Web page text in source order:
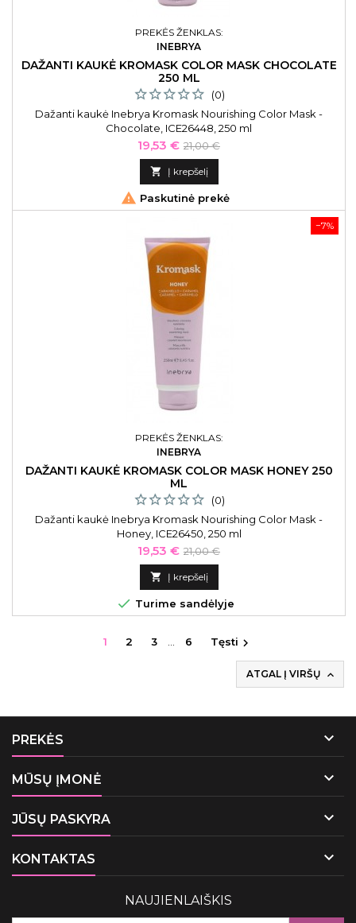
PREKĖS ŽENKLAS:
INEBRYA
DAŽANTI KAUKĖ KROMASK COLOR MASK CHOCOLATE
250 ML
(0)
Dažanti kaukė Inebrya Kromask Nourishing Color Mask -
Chocolate, ICE26448, 250 ml
Kaina
19,53 € Bazinė
kaina
21,00 €
 Į krepšelį
 Paskutinė prekė
−7%
PREKĖS ŽENKLAS:
INEBRYA
DAŽANTI KAUKĖ KROMASK COLOR MASK HONEY 250
ML
(0)
Dažanti kaukė Inebrya Kromask Nourishing Color Mask -
Honey, ICE26450, 250 ml
Kaina
19,53 € Bazinė
kaina
21,00 €
 Į krepšelį
 Turime sandėlyje
1 2 3 6 Tęsti 
ATGAL Į VIRŠŲ 
PREKĖS 
MŪSŲ ĮMONĖ 
JŪSŲ PASKYRA 
KONTAKTAS 
NAUJIENLAIŠKIS